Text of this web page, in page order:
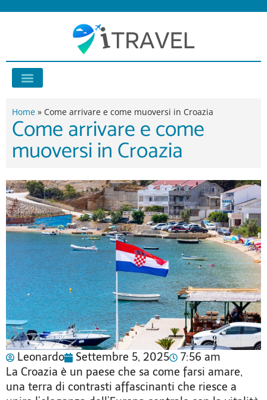
contenuto
Home » Come arrivare e come muoversi in Croazia
Come arrivare e come
muoversi in Croazia
Leonardo Settembre 5, 2025
7:56 am
La Croazia è un paese che sa come farsi amare,
una terra di contrasti affascinanti che riesce a